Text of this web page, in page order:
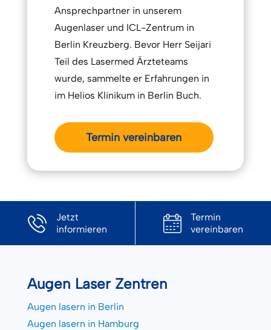
Ansprechpartner in unserem
Augenlaser und ICL-Zentrum in
Berlin Kreuzberg. Bevor Herr Seijari
Teil des Lasermed Ärzteteams
wurde, sammelte er Erfahrungen in
im Helios Klinikum in Berlin Buch.
Termin vereinbaren
Jetzt
informieren
Termin
vereinbaren
Augen Laser Zentren
Augen lasern in Berlin
Augen lasern in Hamburg